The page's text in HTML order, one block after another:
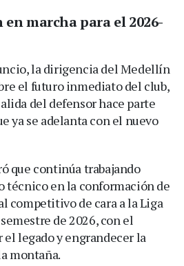
marcha para el 2026-
la dirigencia del Medellín
el futuro inmediato del club,
del defensor hace parte
ya se adelanta con el nuevo
que continúa trabajando
técnico en la conformación de
competitivo de cara a la Liga
de 2026, con el
legado y engrandecer la
montaña.